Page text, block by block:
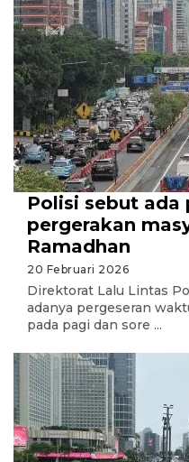
Polisi sebut ada
pergerakan
Ramadhan
20 Februari 2026
Direktorat Lalu Lintas
adanya pergeseran
pada pagi dan sore ...